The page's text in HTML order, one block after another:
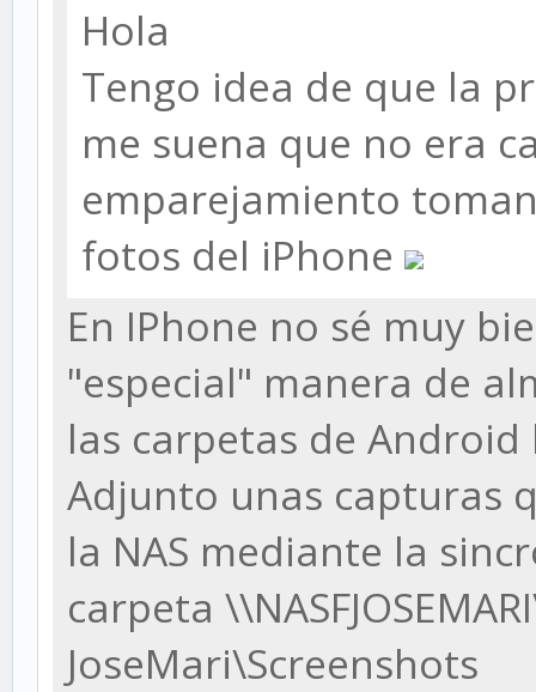
Hola
Tengo idea de que la
me suena que no era
emparejamiento
fotos del iPhone
En IPhone no sé muy
"especial" manera de
las carpetas de
Adjunto unas capturas
la NAS mediante la
carpeta
JoseMari\Screenshots